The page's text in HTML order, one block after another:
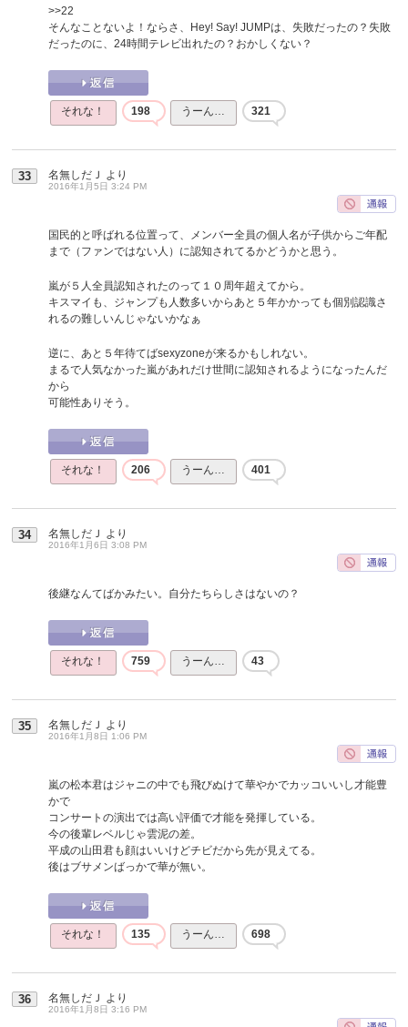
>>22
そんなことないよ！ならさ、Hey! Say! JUMPは、失敗だったの？失敗
だったのに、24時間テレビ出れたの？おかしくない？
それな！ 198 うーん… 321
33 名無しだＪ より
2016年1月5日 3:24 PM
国民的と呼ばれる位置って、メンバー全員の個人名が子供からご年配
まで（ファンではない人）に認知されてるかどうかと思う。
嵐が５人全員認知されたのって１０周年超えてから。
キスマイも、ジャンプも人数多いからあと５年かかっても個別認識さ
れるの難しいんじゃないかなぁ
逆に、あと５年待てばsexyzoneが来るかもしれない。
まるで人気なかった嵐があれだけ世間に認知されるようになったんだ
から
可能性ありそう。
それな！ 206 うーん… 401
34 名無しだＪ より
2016年1月6日 3:08 PM
後継なんてばかみたい。自分たちらしさはないの？
それな！ 759 うーん… 43
35 名無しだＪ より
2016年1月8日 1:06 PM
嵐の松本君はジャニの中でも飛びぬけて華やかでカッコいいし才能豊
かで
コンサートの演出では高い評価で才能を発揮している。
今の後輩レベルじゃ雲泥の差。
平成の山田君も顔はいいけどチビだから先が見えてる。
後はブサメンばっかで華が無い。
それな！ 135 うーん… 698
36 名無しだＪ より
2016年1月8日 3:16 PM